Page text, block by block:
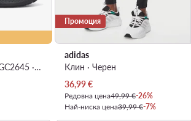
Wave Inspire 22 J1GC2645 · Маратонки за бягане
Промоция
adidas
Клин · Черен
Актуална цена
36,99€
Редовна цена49,99 €-26%
Най-ниска цена39,99 €-7%